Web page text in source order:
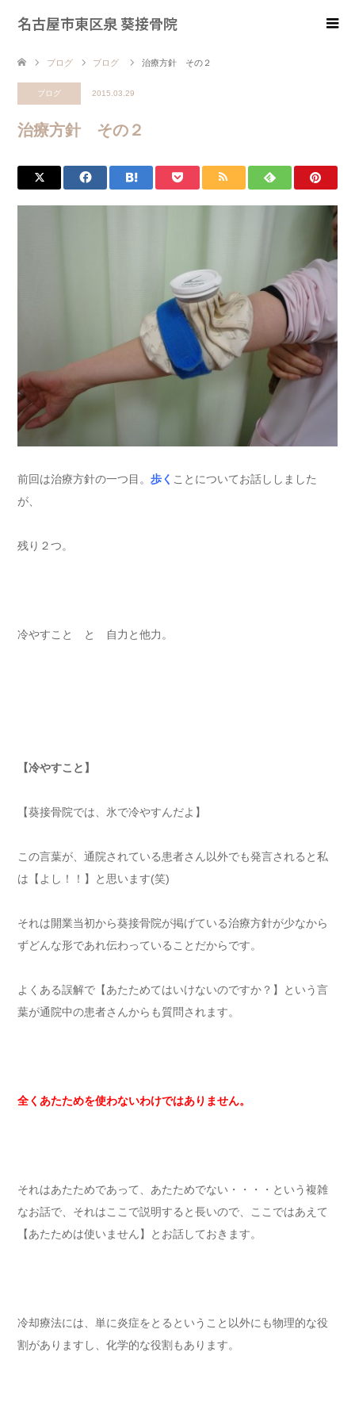
名古屋市東区泉 葵接骨院
ブログ ブログ 治療方針 その２
ブログ 2015.03.29
治療方針 その２
前回は治療方針の一つ目。 歩く ことについてお話ししました
が、
残り２つ。
冷やすこと と 自力と他力。
【冷やすこと】
【葵接骨院では、氷で冷やすんだよ】
この言葉が、通院されている患者さん以外でも発言されると私
は【よし！！】と思います(笑)
それは開業当初から葵接骨院が掲げている治療方針が少なから
ずどんな形であれ伝わっていることだからです。
よくある誤解で【あたためてはいけないのですか？】という言
葉が通院中の患者さんからも質問されます。
全くあたためを使わないわけではありません。
それはあたためであって、あたためでない・・・・という複雑
なお話で、それはここで説明すると長いので、ここではあえて
【あたためは使いません】とお話しておきます。
冷却療法には、単に炎症をとるということ以外にも物理的な役
割がありますし、化学的な役割もあります。